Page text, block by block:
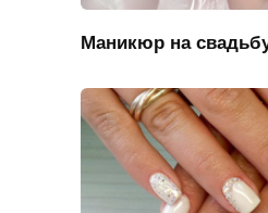
Маникюр на